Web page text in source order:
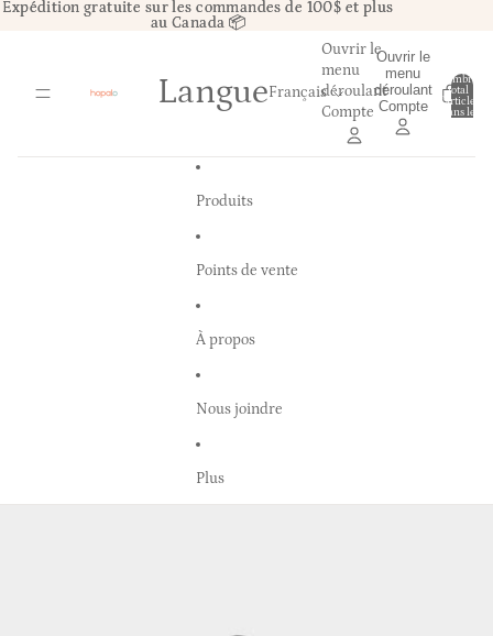
Expédition gratuite sur les commandes de 100$ et plus
au Canada 📦
Expédition gratuite sur les commandes de 100$ et plus
au Canada 📦
Langue
Ouvrir le
menu
déroulant
Compte
Ouvrir le
menu
déroulant
Compte
Nombre
total
d’articles
dans le
Produits
Points de vente
À propos
Nous joindre
Plus
Passer aux informations sur le produit